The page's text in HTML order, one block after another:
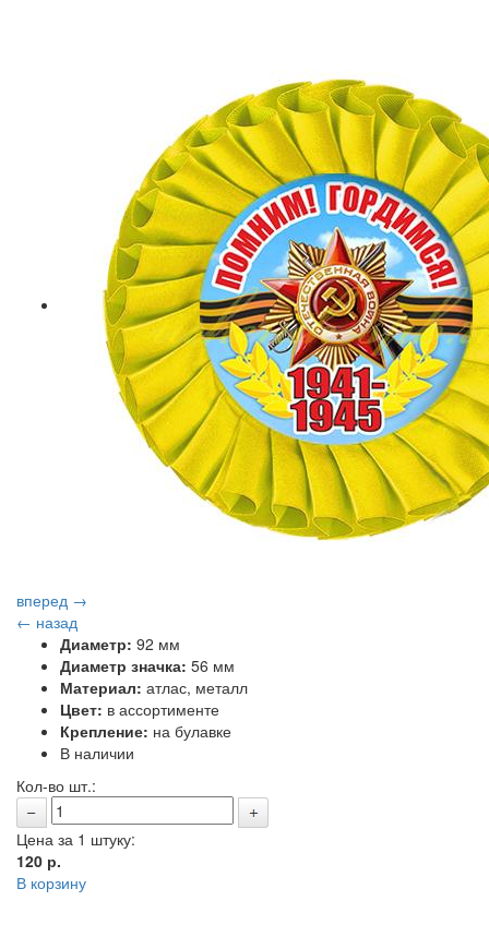
вперед →
← назад
Диаметр: 92 мм
Диаметр значка: 56 мм
Материал: атлас, металл
Цвет: в ассортименте
Крепление: на булавке
В наличии
Кол-во шт.:
Цена за 1 штуку:
120 р.
В корзину